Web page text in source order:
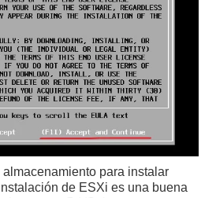
para instalar
de ESXi es una buena